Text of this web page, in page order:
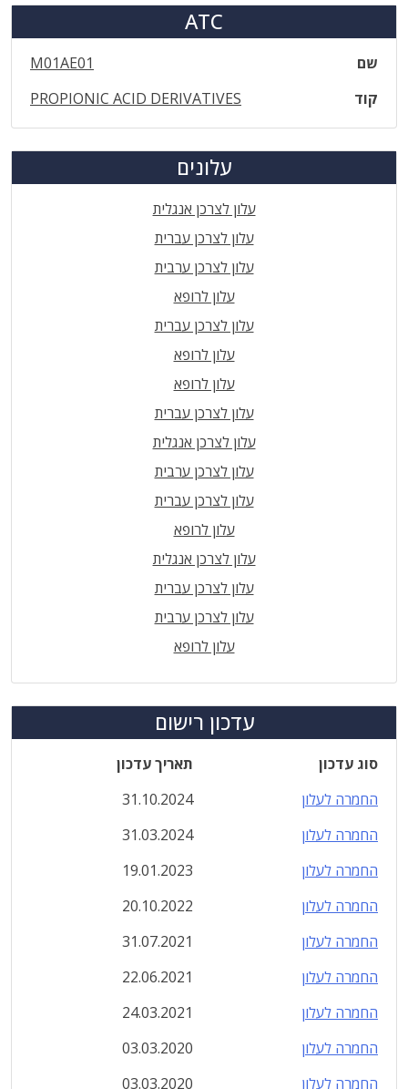
ATC
שם
M01AE01
קוד
PROPIONIC ACID DERIVATIVES
עלונים
עלון לצרכן אנגלית
עלון לצרכן עברית
עלון לצרכן ערבית
עלון לרופא
עלון לצרכן עברית
עלון לרופא
עלון לרופא
עלון לצרכן עברית
עלון לצרכן אנגלית
עלון לצרכן ערבית
עלון לצרכן עברית
עלון לרופא
עלון לצרכן אנגלית
עלון לצרכן עברית
עלון לצרכן ערבית
עלון לרופא
עדכון רישום
סוג עדכון
תאריך עדכון
החמרה לעלון
31.10.2024
החמרה לעלון
31.03.2024
החמרה לעלון
19.01.2023
החמרה לעלון
20.10.2022
החמרה לעלון
31.07.2021
החמרה לעלון
22.06.2021
החמרה לעלון
24.03.2021
החמרה לעלון
03.03.2020
החמרה לעלון
03.03.2020